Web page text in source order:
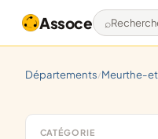
Assoce
départements/ meurthe-
CATÉGORIE